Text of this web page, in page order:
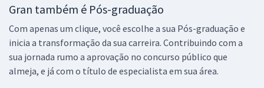
Gran também é Pós-graduação
Com apenas um clique, você escolhe a sua Pós-graduação e
inicia a transformação da sua carreira. Contribuindo com a
sua jornada rumo a aprovação no concurso público que
almeja, e já com o título de especialista em sua área.